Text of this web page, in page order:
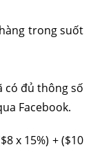
trong suốt
có đủ thông số
Facebook.
x 15%) + ($10